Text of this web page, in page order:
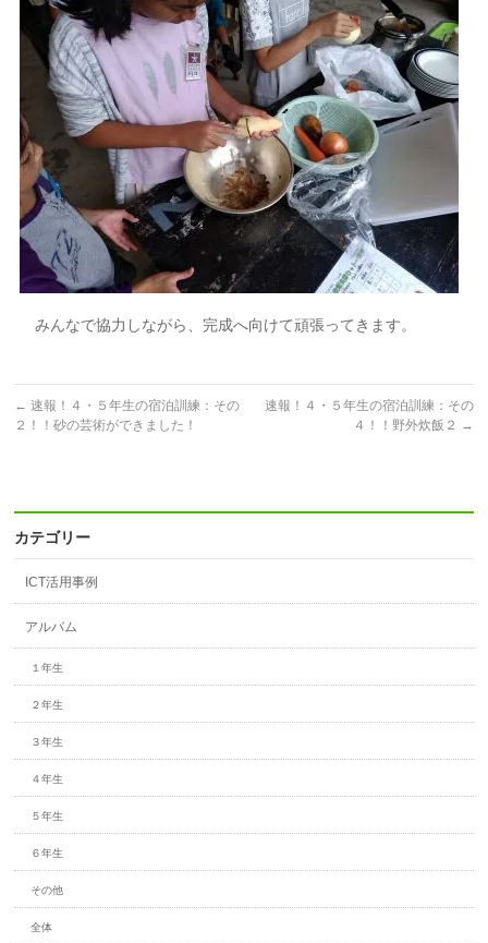
みんなで協力しながら、完成へ向けて頑張ってきます。
← 速報！４・５年生の宿泊訓練：その
２！！砂の芸術ができました！
速報！４・５年生の宿泊訓練：その
４！！野外炊飯２ →
カテゴリー
ICT活用事例
アルバム
１年生
２年生
３年生
４年生
５年生
６年生
その他
全体